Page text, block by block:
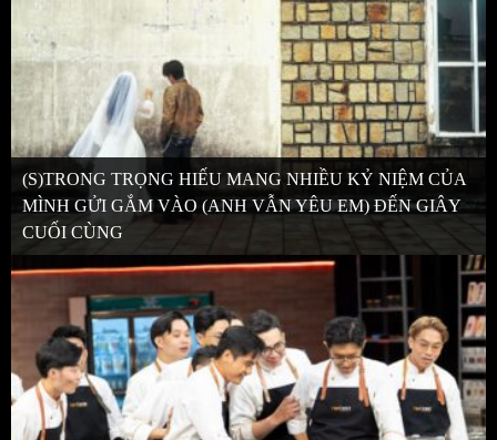
(S)TRONG TRỌNG HIẾU MANG NHIỀU KỶ NIỆM CỦA
MÌNH GỬI GẮM VÀO (ANH VẪN YÊU EM) ĐẾN GIÂY
CUỐI CÙNG